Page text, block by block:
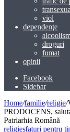
viol
dependenţe
droguri
fumat
opinii
Facebook
Sidebar
Home/familie/religie/
PRODOCENS,
Patriarhia Română
religiesfaturi pentru